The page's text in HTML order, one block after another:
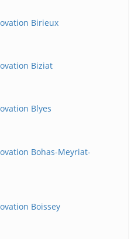
Birieux
Biziat
Blyes
Bohas-Meyriat-
Boissey